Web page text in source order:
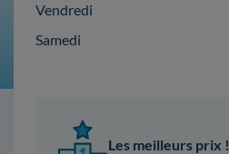
Vendredi
Samedi
Les meilleurs prix !